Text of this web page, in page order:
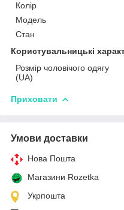
Колір
Модель
Стан
Користувальницькі
Розмір чоловічого одягу
(UA)
Приховати
Умови доставки
Нова Пошта
Магазини Rozetka
Укрпошта